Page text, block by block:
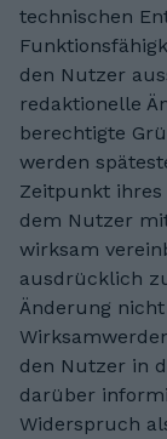
technischen
den Nutzer
redaktionelle
berechtigte
werden
Zeitpunkt
dem Nutzer
wirksam
ausdrücklich
Änderung
den Nutzer in
darüber
Widerspruch